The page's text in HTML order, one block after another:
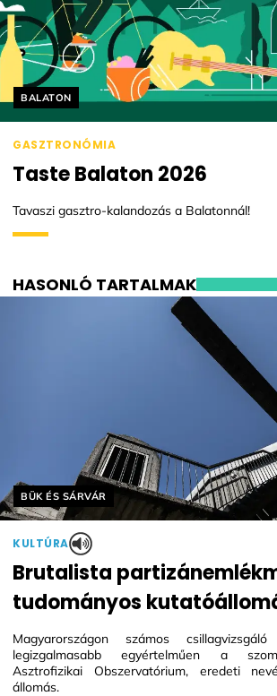
Helyszín címkék:
BALATON
GASZTRONÓMIA
Taste Balaton 2026
Tavaszi gasztro-kalandozás a Balatonnál!
HASONLÓ TARTALMAK
Helyszín címkék:
BÜK ÉS SÁRVÁR
KULTÚRA
Brutalista
tudományos
Magyarországon számos
legizgalmasabb egyértelműen a
Asztrofizikai Obszervatórium, eredeti
állomás.